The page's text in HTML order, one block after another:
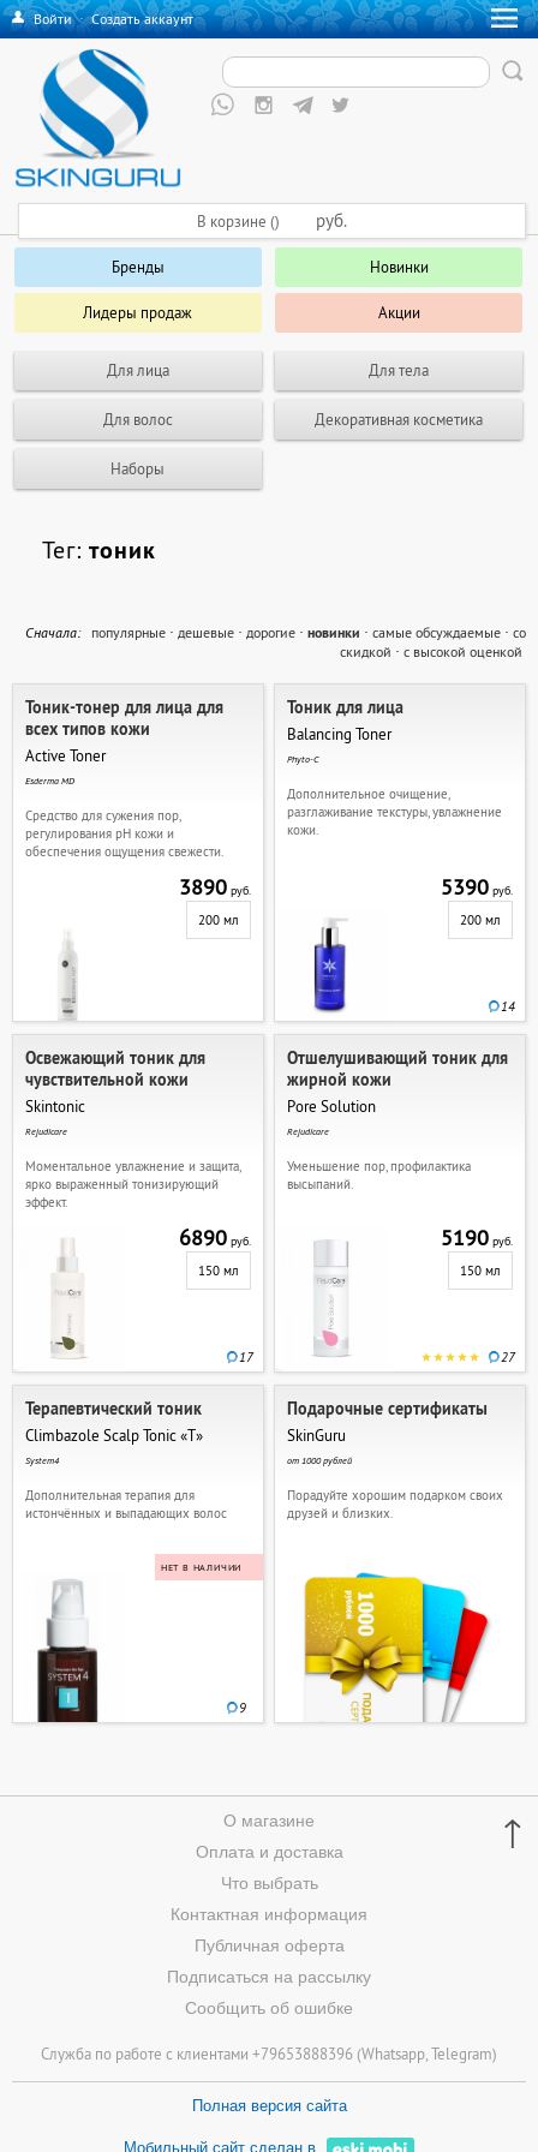
Войти·Создать аккаунт
Бренды Новинки
Лидеры продаж Акции
Для лица Для тела
Для волос Декоративная косметика
Наборы
В корзине () руб.
Тег: тоник
Cначала: популярные · дешевые · дорогие · новинки · самые обсуждаемые · со
скидкой · с высокой оценкой
Тоник-тонер для лица для
всех типов кожи
Active Toner
Esderma MD
Средство для сужения пор,
регулирования pH кожи и
обеспечения ощущения свежести.
3890руб.
200 мл
Тоник для лица
Balancing Toner
Phyto-C
Дополнительное очищение,
разглаживание текстуры, увлажнение
кожи.
5390руб.
200 мл
14
Освежающий тоник для
чувствительной кожи
Skintonic
Rejudicare
Моментальное увлажнение и защита,
ярко выраженный тонизирующий
эффект.
6890руб.
150 мл
17
Отшелушивающий тоник для
жирной кожи
Pore Solution
Rejudicare
Уменьшение пор, профилактика
высыпаний.
5190руб.
150 мл
27
Терапевтический тоник
Climbazole Scalp Tonic «T»
System4
НЕТ В НАЛИЧИИ
Дополнительная терапия для
истончённых и выпадающих волос
9
Подарочные сертификаты
SkinGuru
от 1000 рублей
Порадуйте хорошим подарком своих
друзей и близких.
↑
О магазине
Оплата и доставка
Что выбрать
Контактная информация
Публичная оферта
Подписаться на рассылку
Сообщить об ошибке
Служба по работе с клиентами +79653888396 (Whatsapp , Telegram)
Полная версия сайта
Мобильный сайт сделан в